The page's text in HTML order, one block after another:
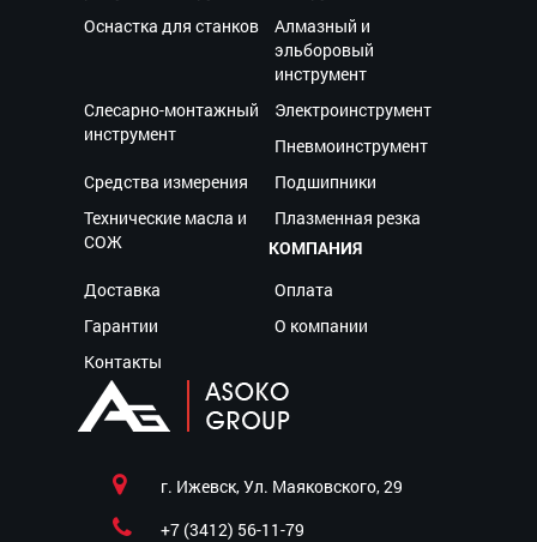
Оснастка для станков
Алмазный и
эльборовый
инструмент
Слесарно-монтажный
инструмент
Электроинструмент
Пневмоинструмент
Средства измерения
Подшипники
Технические масла и
СОЖ
Плазменная резка
КОМПАНИЯ
Доставка
Оплата
Гарантии
О компании
Контакты
г. Ижевск, Ул. Маяковского, 29
+7 (3412) 56-11-79